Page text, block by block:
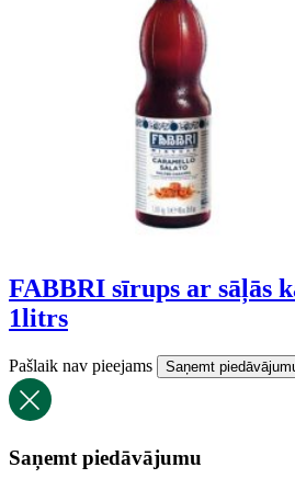
FABBRI sīrups ar sāļās
1litrs
Pašlaik nav pieejams Saņemt
Saņemt piedāvājumu